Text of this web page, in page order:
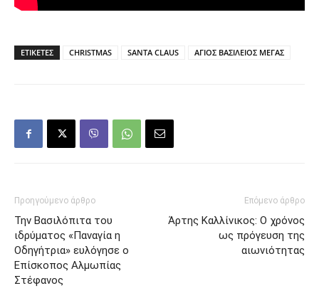
ΕΤΙΚΕΤΕΣ CHRISTMAS SANTA CLAUS ΑΓΙΟΣ ΒΑΣΙΛΕΙΟΣ ΜΕΓΑΣ
Προηγούμενο άρθρο
Την Βασιλόπιτα του
ιδρύματος «Παναγία η
Οδηγήτρια» ευλόγησε ο
Επίσκοπος Αλμωπίας
Στέφανος
Επόμενο άρθρο
Άρτης Καλλίνικος: Ο χρόνος
ως πρόγευση της
αιωνιότητας